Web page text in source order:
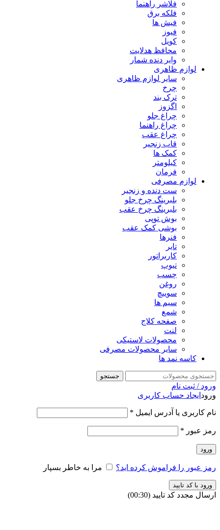
فلاشر راهنما
فلکه برق
فیش ها
فیوز
کویل
محافظ هدلایت
وایر دنده شمار
لوازم ظاهری
سایر لوازم ظاهری
چرخ
ترک بند
اگزوز
چراغ جلو
چراغ راهنما
چراغ عقب
قاب زنجیر
کمک ها
کیلومتر
فرمان
لوازم مصرفی
ست دنده و زنجیر
بلبرینگ چرخ جلو
بلبرینگ چرخ عقب
بوش توپی
بوشی کمک عقب
فنرها
تایر
کاربراتور
تیوپ
چسب
روغن
سوییچ
سیم ها
شمع
صفحه کلاج
لنت
محصولات لاستیکی
سایر محصولات مصرفی
کاسه نمد ها
جستجو
ورود / ثبت نام
ورود ایجاد حساب کاربری
نام کاربری یا آدرس ایمیل *
رمز عبور *
ورود
رمز عبور را فراموش کرده اید؟ مرا به خاطر بسپار
ورود با کد تایید
ارسال مجدد کد تایید (00:
30
)